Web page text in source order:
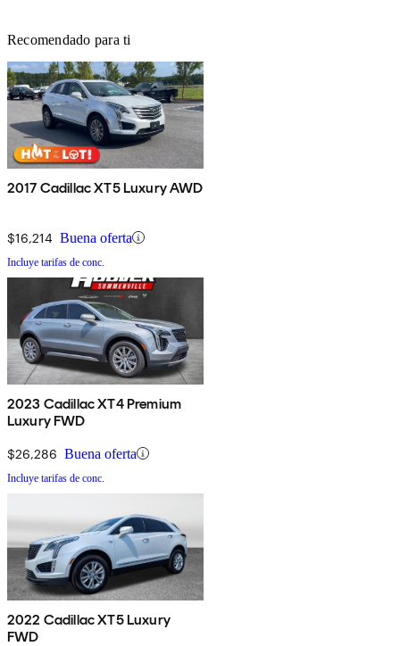
Recomendado para ti
2017 Cadillac XT5 Luxury AWD
$16,214 Buena oferta
Incluye tarifas de conc.
2023 Cadillac XT4 Premium
Luxury FWD
$26,286 Buena oferta
Incluye tarifas de conc.
2022 Cadillac XT5 Luxury
FWD